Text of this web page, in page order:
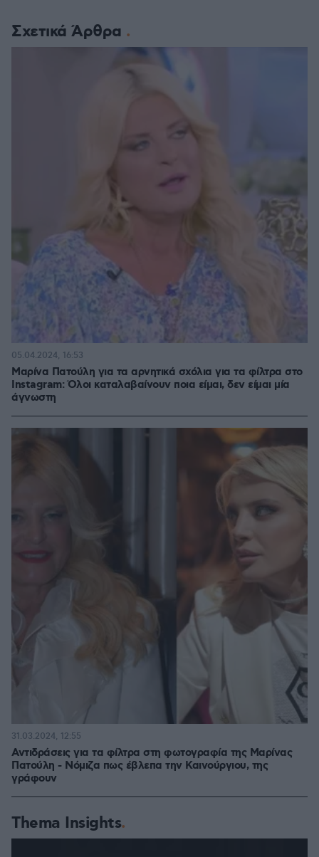
Σχετικά Άρθρα
Μαρίνα Πατούλη για τα αρνητικά σχόλια για τα φίλτρα στο
Instagram: Όλοι καταλαβαίνουν ποια είμαι, δεν είμαι μία
άγνωστη
05.04.2024, 16:53
Αντιδράσεις για τα φίλτρα στη φωτογραφία της Μαρίνας
Πατούλη - Νόμιζα πως έβλεπα την Καινούργιου, της
γράφουν
31.03.2024, 12:55
Thema Insights